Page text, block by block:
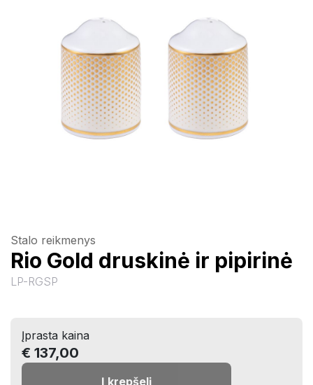
Stalo reikmenys
Rio Gold druskinė ir pipirinė
LP-RGSP
Įprasta kaina
€ 137,00
Į krepšelį